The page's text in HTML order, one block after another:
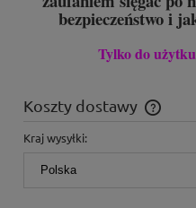
bezpieczeństwo i
Tylko do
Koszty dostawy
Cena nie zawiera
Kraj wysyłki: